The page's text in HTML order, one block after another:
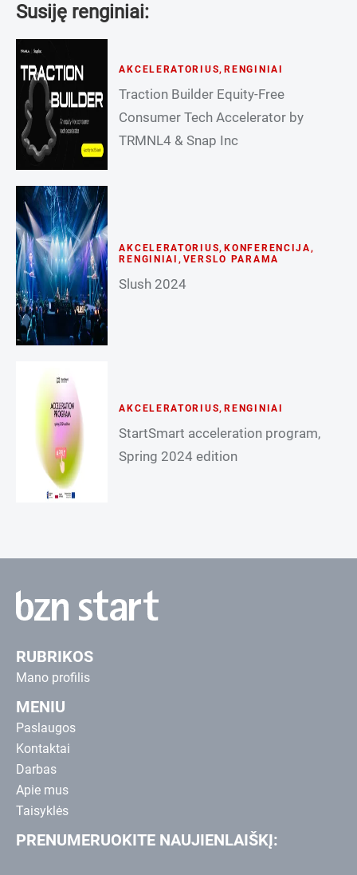
Susiję renginiai:
AKCELERATORIUS, RENGINIAI
Traction Builder Equity-Free
Consumer Tech Accelerator by
TRMNL4 & Snap Inc
AKCELERATORIUS, KONFERENCIJA,
RENGINIAI , VERSLO PARAMA
Slush 2024
AKCELERATORIUS, RENGINIAI
StartSmart acceleration program,
Spring 2024 edition
RUBRIKOS
Mano profilis
MENIU
Paslaugos
Kontaktai
Darbas
Apie mus
Taisyklės
PRENUMERUOKITE NAUJIENLAIŠKĮ: